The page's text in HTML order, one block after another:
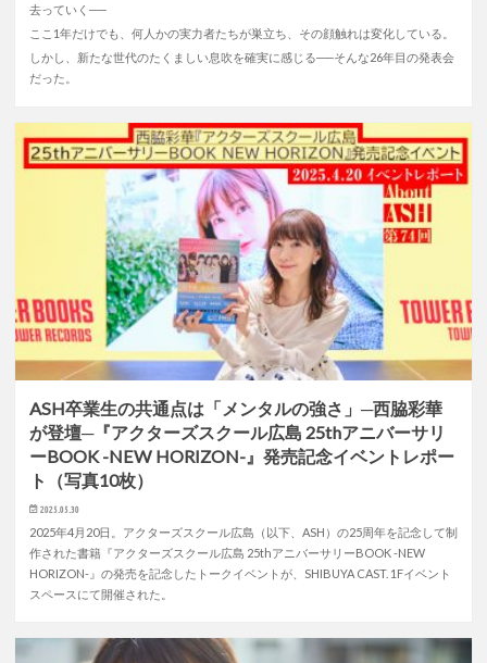
去っていく──
ここ1年だけでも、何人かの実力者たちが巣立ち、その顔触れは変化している。
しかし、新たな世代のたくましい息吹を確実に感じる──そんな26年目の発表会
だった。
ASH卒業生の共通点は「メンタルの強さ」─西脇彩華
が登壇─『アクターズスクール広島 25thアニバーサリ
ーBOOK -NEW HORIZON-』発売記念イベントレポー
ト（写真10枚）
2025.05.30
2025年4月20日。アクターズスクール広島（以下、ASH）の25周年を記念して制
作された書籍『アクターズスクール広島 25thアニバーサリーBOOK -NEW
HORIZON-』の発売を記念したトークイベントが、SHIBUYA CAST. 1Fイベント
スペースにて開催された。